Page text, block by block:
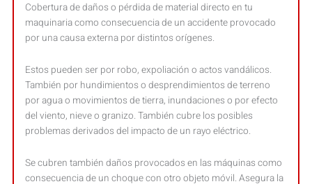
Cobertura de daños o pérdida de material directo en tu
maquinaria como consecuencia de un accidente provocado
por una causa externa por distintos orígenes.
Estos pueden ser por robo, expoliación o actos vandálicos.
También por hundimientos o desprendimientos de terreno
por agua o movimientos de tierra, inundaciones o por efecto
del viento, nieve o granizo. También cubre los posibles
problemas derivados del impacto de un rayo eléctrico.
Se cubren también daños provocados en las máquinas como
consecuencia de un choque con otro objeto móvil. Asegura la